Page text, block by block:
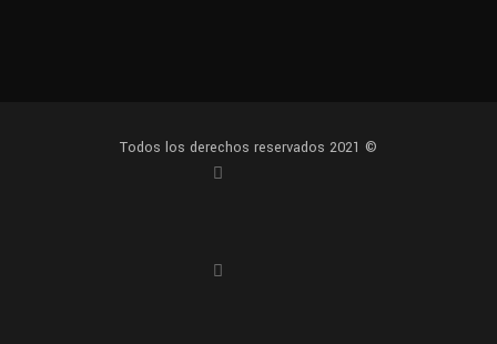
Todos los derechos reservados 2021 ©